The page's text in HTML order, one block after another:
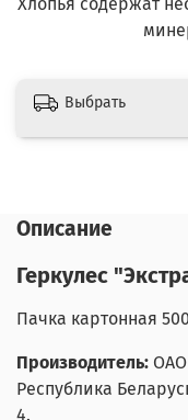
Выбрать
Описание
Геркулес
Пачка картонная
Производитель: ОАО
Республика
4.